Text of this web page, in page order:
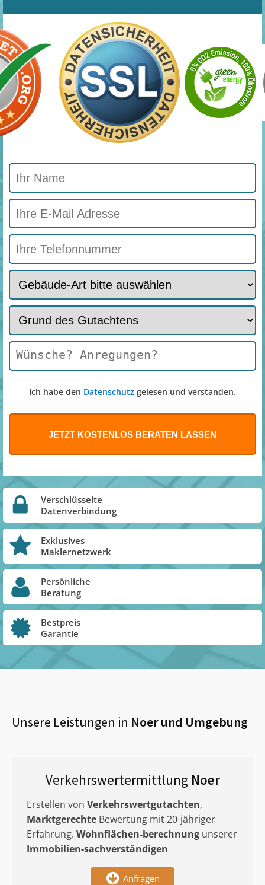
Ich habe den Datenschutz gelesen und verstanden.
Verschlüsselte
Datenverbindung
Exklusives
Maklernetzwerk
Persönliche
Beratung
Bestpreis
Garantie
Unsere Leistungen in Noerund Umgebung
Verkehrswertermittlung Noer
Erstellen von Verkehrswertgutachten,
Marktgerechte Bewertung mit 20-jähriger
Erfahrung. Wohnflächen-berechnung unserer
Immobilien-sachverständigen
Anfragen